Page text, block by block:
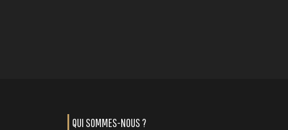
QUI SOMMES-NOUS ?